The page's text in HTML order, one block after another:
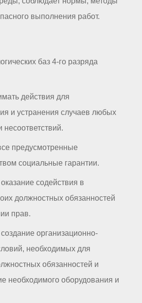
выполнения работ.
баз 4-го разряда
действия для
и устранения случаев любых
предусмотренные
социальные гарантии.
содействия в
должностных обязанностей
прав.
организационно-
необходимых для
обязанностей и
необходимого оборудования и